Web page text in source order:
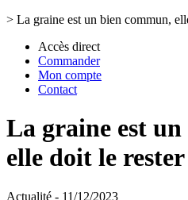
> La graine est un bien commun,
Accès direct
Commander
Mon compte
Contact
La graine est
elle doit le rester
Actualité - 11/12/2023